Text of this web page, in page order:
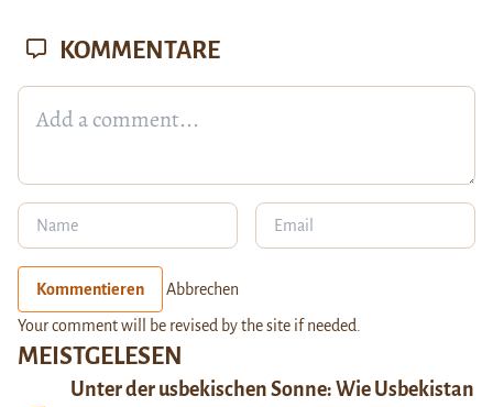
MEISTGELESEN
Unter der usbekischen Sonne: Wie Usbekistan
KOMMENTARE
Kommentieren Abbrechen
Your comment will be revised by the site if needed.